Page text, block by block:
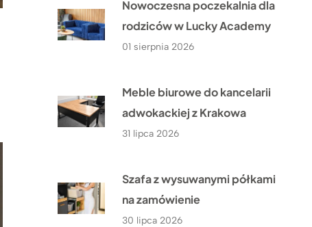
Nowoczesna poczekalnia dla
rodziców w Lucky Academy
01 sierpnia 2026
Meble biurowe do kancelarii
adwokackiej z Krakowa
31 lipca 2026
Szafa z wysuwanymi półkami
na zamówienie
30 lipca 2026